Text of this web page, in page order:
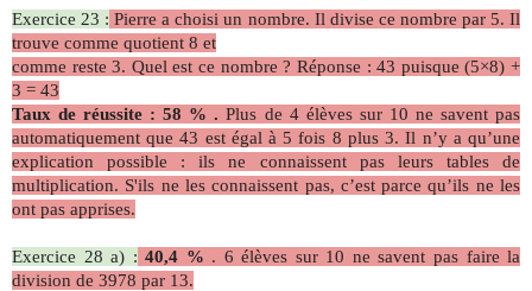
Exercice 23 : Pierre a choisi un nombre. Il divise ce nombre par 5. Il
trouve comme quotient 8 et
comme reste 3. Quel est ce nombre ? Réponse : 43 puisque (5×8) +
3 = 43
Taux de réussite : 58 % . Plus de 4 élèves sur 10 ne savent pas
automatiquement que 43 est égal à 5 fois 8 plus 3. Il n’y a qu’une
explication possible : ils ne connaissent pas leurs tables de
multiplication. S'ils ne les connaissent pas, c’est parce qu’ils ne les
ont pas apprises.
Exercice 28 a) : 40,4 % . 6 élèves sur 10 ne savent pas faire la
division de 3978 par 13.